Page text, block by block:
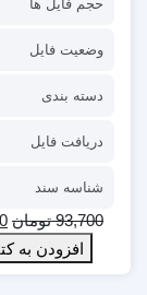
حجم فایل ها
وضعیت فایل
دسته بندی
دریافت فایل
شناسه سند
93,700 تومان
افزودن به